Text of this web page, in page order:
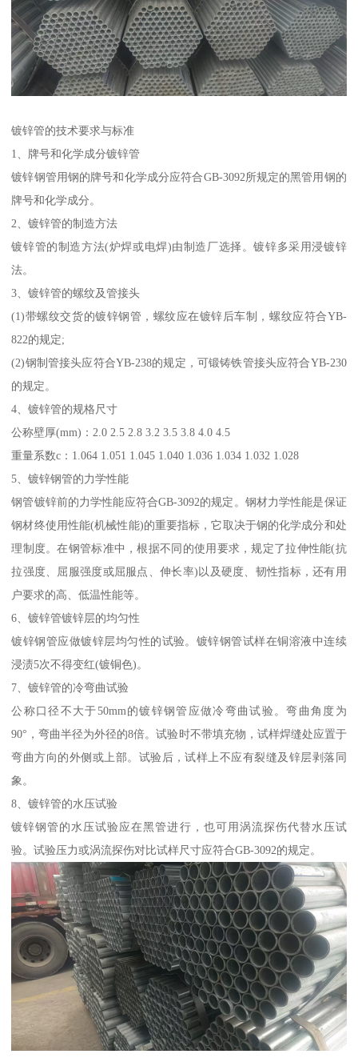
镀锌管的技术要求与标准
1、牌号和化学成分镀锌管
镀锌钢管用钢的牌号和化学成分应符合GB-3092所规定的黑管用钢的
牌号和化学成分。
2、镀锌管的制造方法
镀锌管的制造方法(炉焊或电焊)由制造厂选择。镀锌多采用浸镀锌
法。
3、镀锌管的螺纹及管接头
(1)带螺纹交货的镀锌钢管，螺纹应在镀锌后车制，螺纹应符合YB-
822的规定;
(2)钢制管接头应符合YB-238的规定，可锻铸铁管接头应符合YB-230
的规定。
4、镀锌管的规格尺寸
公称壁厚(mm)：2.0 2.5 2.8 3.2 3.5 3.8 4.0 4.5
重量系数c：1.064 1.051 1.045 1.040 1.036 1.034 1.032 1.028
5、镀锌钢管的力学性能
钢管镀锌前的力学性能应符合GB-3092的规定。钢材力学性能是保证
钢材终使用性能(机械性能)的重要指标，它取决于钢的化学成分和处
理制度。在钢管标准中，根据不同的使用要求，规定了拉伸性能(抗
拉强度、屈服强度或屈服点、伸长率)以及硬度、韧性指标，还有用
户要求的高、低温性能等。
6、镀锌管镀锌层的均匀性
镀锌钢管应做镀锌层均匀性的试验。镀锌钢管试样在铜溶液中连续
浸渍5次不得变红(镀铜色)。
7、镀锌管的冷弯曲试验
公称口径不大于50mm的镀锌钢管应做冷弯曲试验。弯曲角度为
90°，弯曲半径为外径的8倍。试验时不带填充物，试样焊缝处应置于
弯曲方向的外侧或上部。试验后，试样上不应有裂缝及锌层剥落同
象。
8、镀锌管的水压试验
镀锌钢管的水压试验应在黑管进行，也可用涡流探伤代替水压试
验。试验压力或涡流探伤对比试样尺寸应符合GB-3092的规定。